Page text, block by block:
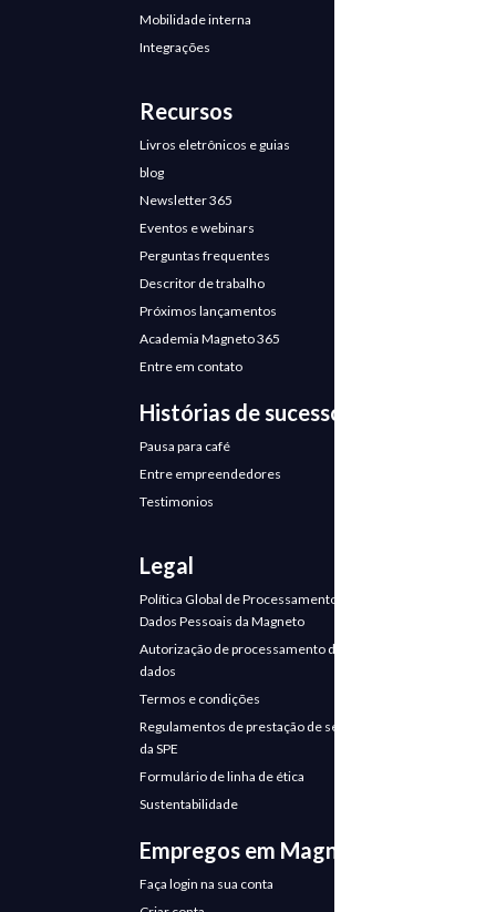
Mobilidade interna
Integrações
Recursos
Livros eletrônicos e guias
blog
Newsletter 365
Eventos e webinars
Perguntas frequentes
Descritor de trabalho
Próximos lançamentos
Academia Magneto 365
Entre em contato
Histórias de sucesso
Pausa para café
Entre empreendedores
Testimonios
Legal
Política Global de Processamento de
Dados Pessoais da Magneto
Autorização de processamento de
dados
Termos e condições
Regulamentos de prestação de serviços
da SPE
Formulário de linha de ética
Sustentabilidade
Empregos em Magneto
Faça login na sua conta